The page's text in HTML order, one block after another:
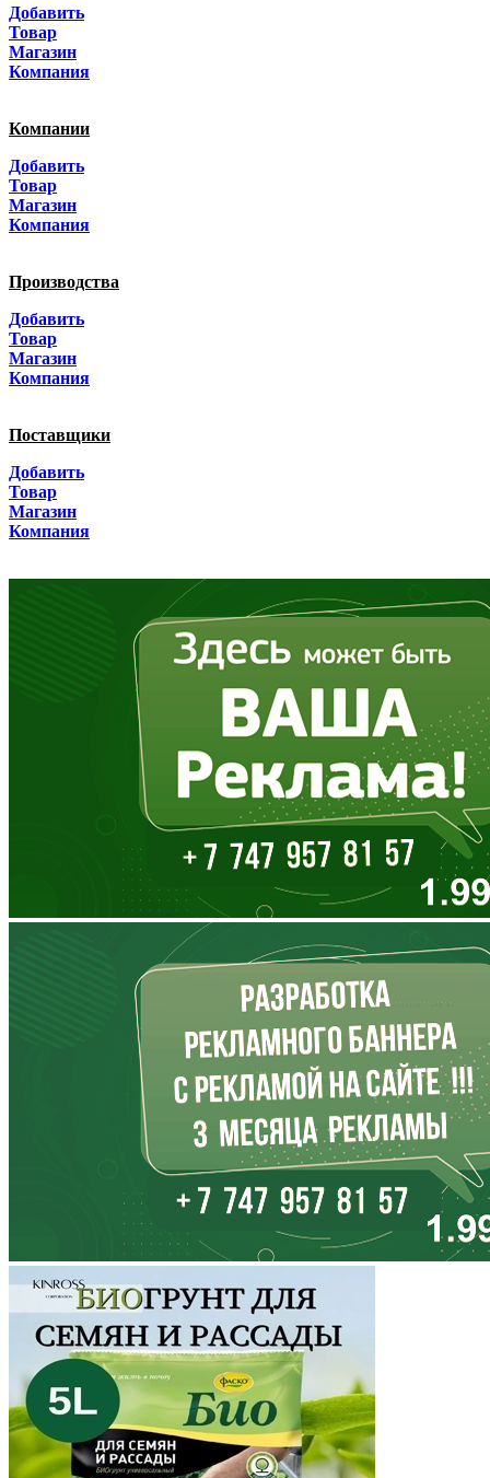
Волгоградская область
Вологодская область
Дагестан
Еврейская АО
Забайкальский край
Запорожская область
Ивановская область
Иркутская область
Кабардино-Балкария
Калининградская область
Калмыкия
Калужская область
Камчатский край
Карачаево-Черкесия
Карелия
Кемеровская область
Кировская область
Коми
Корякский округ
Добавить
Товар
Магазин
Компания
Компании
Добавить
Товар
Магазин
Компания
Производства
Добавить
Товар
Магазин
Компания
Поставщики
Добавить
Товар
Магазин
Компания